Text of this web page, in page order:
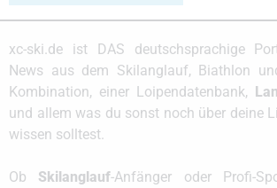
xc-ski.de ist DAS deutschsprachige
News aus dem Skilanglauf, Biathlon
Kombination, einer Loipendatenbank,
und allem was du sonst noch über deine
wissen solltest.
Ob Skilanglauf-Anfänger oder Profi-